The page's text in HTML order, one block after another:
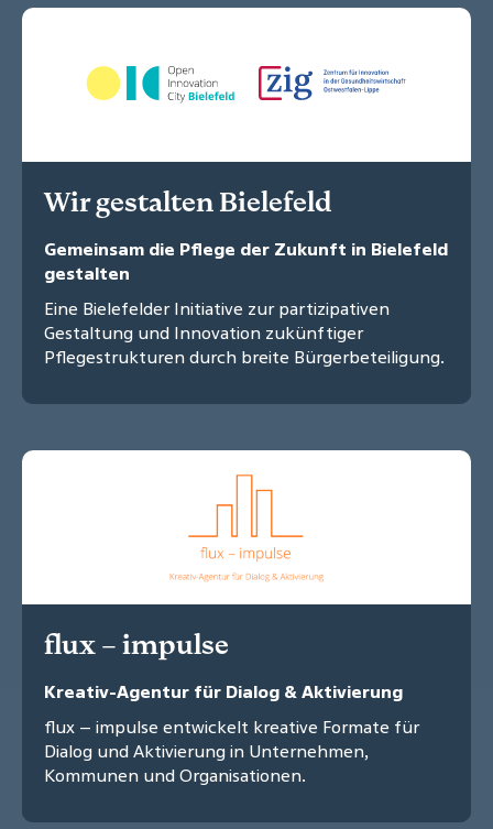
Wir gestalten Bielefeld
Gemeinsam die Pflege der Zukunft in Bielefeld
gestalten
Eine Bielefelder Initiative zur partizipativen
Gestaltung und Innovation zukünftiger
Pflegestrukturen durch breite Bürgerbeteiligung.
flux – impulse
Kreativ-Agentur für Dialog & Aktivierung
flux – impulse entwickelt kreative Formate für
Dialog und Aktivierung in Unternehmen,
Kommunen und Organisationen.